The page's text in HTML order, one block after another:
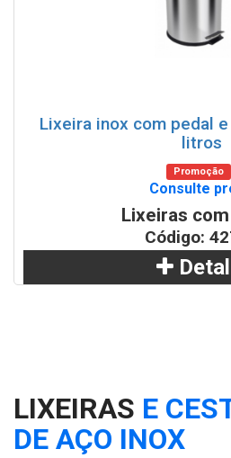
Lixeira inox com pedal
litros
Promoção
Consulte
Lixeiras
Código:
LIXEIRAS E
DE AÇO INOX